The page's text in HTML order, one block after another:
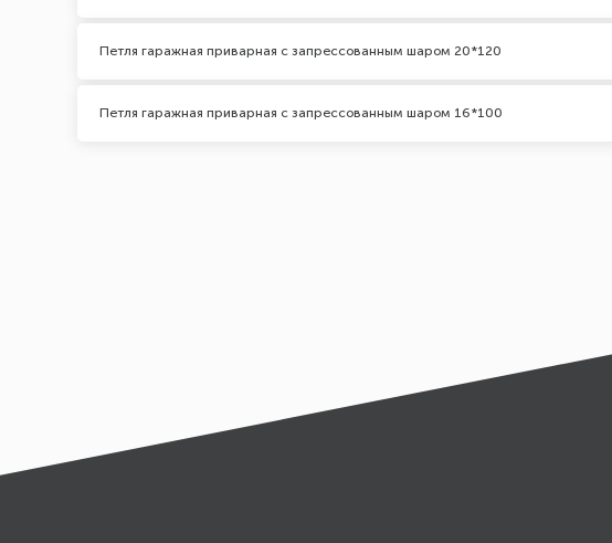
Петля гаражная приварная с запрессованным шаром 20*120
Петля гаражная приварная с запрессованным шаром 16*100